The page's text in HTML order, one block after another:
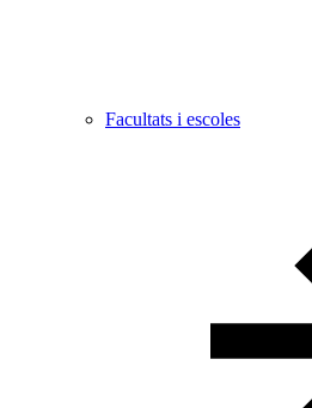
Facultats i escoles